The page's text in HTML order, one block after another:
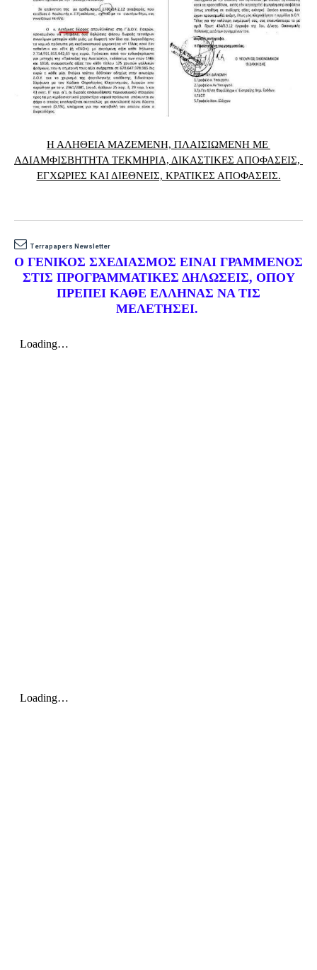
Η ΑΛΗΘΕΙΑ ΜΑΖΕΜΕΝΗ, ΠΛΑΙΣΙΩΜΕΝΗ ΜΕ
ΑΔΙΑΜΦΙΣΒΗΤΗΤΑ ΤΕΚΜΗΡΙΑ, ΔΙΚΑΣΤΙΚΕΣ ΑΠΟΦΑΣΕΙΣ,
Terrapapers Newsletter
Ο ΓΕΝΙΚΟΣ ΣΧΕΔΙΑΣΜΟΣ ΕΙΝΑΙ ΓΡΑΜΜΕΝΟΣ
ΣΤΙΣ ΠΡΟΓΡΑΜΜΑΤΙΚΕΣ ΔΗΛΩΣΕΙΣ, ΟΠΟΥ
ΠΡΕΠΕΙ ΚΑΘΕ ΕΛΛΗΝΑΣ ΝΑ ΤΙΣ
ΜΕΛΕΤΗΣΕΙ.